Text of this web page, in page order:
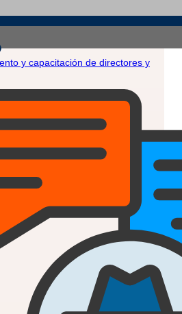
y capacitación de directores y